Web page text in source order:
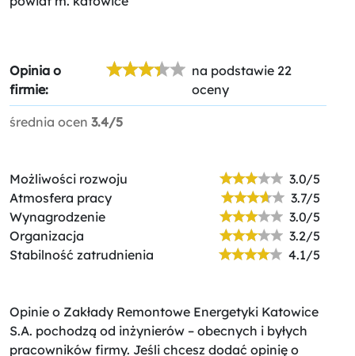
Opinia o
firmie:
na podstawie 22
oceny
średnia ocen 3.4/5
Możliwości rozwoju
3.0/5
Atmosfera pracy
3.7/5
Wynagrodzenie
3.0/5
Organizacja
3.2/5
Stabilność zatrudnienia
4.1/5
Opinie o Zakłady Remontowe Energetyki Katowice
S.A. pochodzą od inżynierów – obecnych i byłych
pracowników firmy. Jeśli chcesz dodać opinię o